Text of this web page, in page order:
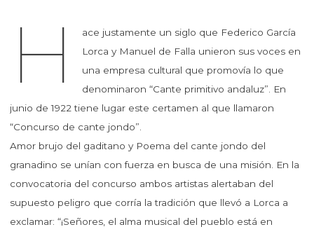
H
ace justamente un siglo que Federico García
Lorca y Manuel de Falla unieron sus voces en
una empresa cultural que promovía lo que
denominaron “Cante primitivo andaluz”. En
junio de 1922 tiene lugar este certamen al que llamaron
“Concurso de cante jondo”.
Amor brujo del gaditano y Poema del cante jondo del
granadino se unían con fuerza en busca de una misión. En la
convocatoria del concurso ambos artistas alertaban del
supuesto peligro que corría la tradición que llevó a Lorca a
exclamar: “¡Señores, el alma musical del pueblo está en